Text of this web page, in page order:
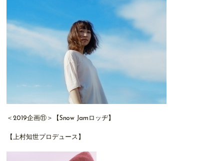
＜2019企画⑪＞【Snow Jamロッヂ】
【上村知世プロデュース】